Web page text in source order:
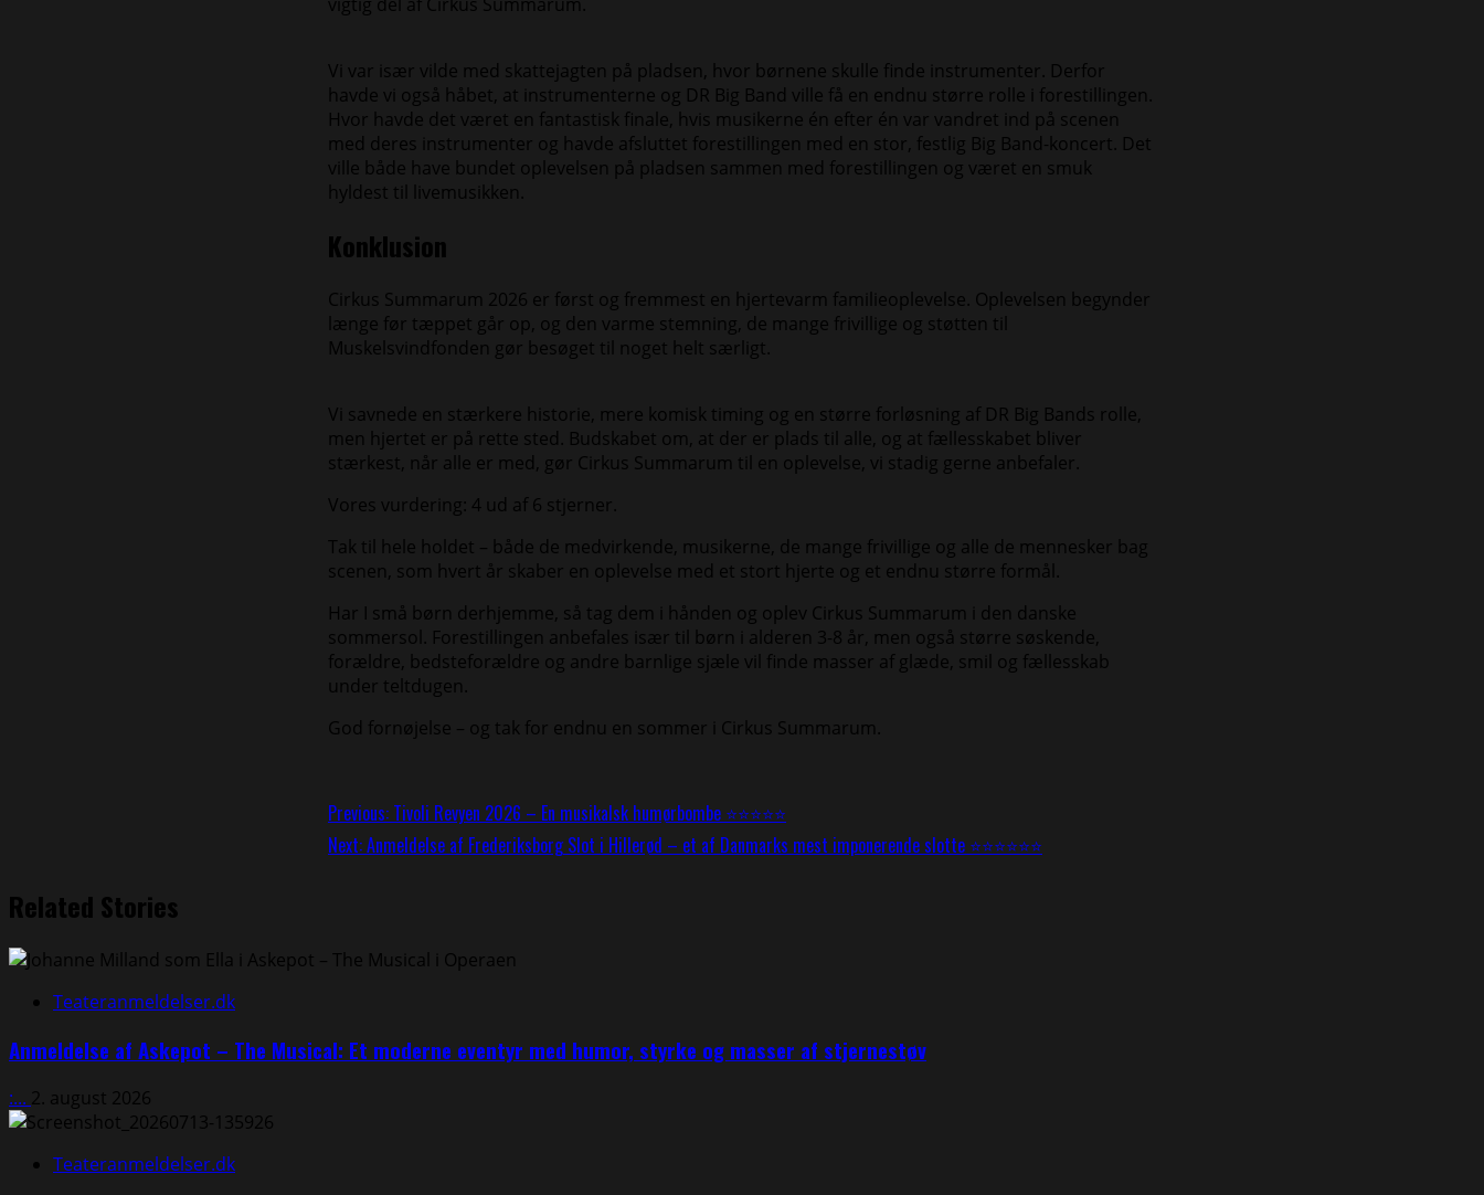
Vi var især vilde med skattejagten på pladsen, hvor børnene skulle finde instrumenter. Derfor
havde vi også håbet, at instrumenterne og DR Big Band ville få en endnu større rolle i forestillingen.
Hvor havde det været en fantastisk finale, hvis musikerne én efter én var vandret ind på scenen
med deres instrumenter og havde afsluttet forestillingen med en stor, festlig Big Band-koncert. Det
ville både have bundet oplevelsen på pladsen sammen med forestillingen og været en smuk
hyldest til livemusikken.
Konklusion
Cirkus Summarum 2026 er først og fremmest en hjertevarm familieoplevelse. Oplevelsen begynder
længe før tæppet går op, og den varme stemning, de mange frivillige og støtten til
Muskelsvindfonden gør besøget til noget helt særligt.
Vi savnede en stærkere historie, mere komisk timing og en større forløsning af DR Big Bands rolle,
men hjertet er på rette sted. Budskabet om, at der er plads til alle, og at fællesskabet bliver
stærkest, når alle er med, gør Cirkus Summarum til en oplevelse, vi stadig gerne anbefaler.
Vores vurdering: 4 ud af 6 stjerner.
Tak til hele holdet – både de medvirkende, musikerne, de mange frivillige og alle de mennesker bag
scenen, som hvert år skaber en oplevelse med et stort hjerte og et endnu større formål.
Har I små børn derhjemme, så tag dem i hånden og oplev Cirkus Summarum i den danske
sommersol. Forestillingen anbefales især til børn i alderen 3-8 år, men også større søskende,
forældre, bedsteforældre og andre barnlige sjæle vil finde masser af glæde, smil og fællesskab
under teltdugen.
God fornøjelse – og tak for endnu en sommer i Cirkus Summarum.
Continue
Reading
Previous: Tivoli Revyen 2026 – En musikalsk humørbombe ⭐⭐⭐⭐⭐
Next:Anmeldelse af Frederiksborg Slot i Hillerød – et af Danmarks mest imponerende slotte ⭐⭐⭐⭐⭐⭐
Related Stories
Teateranmeldelser.dk
Anmeldelse af Askepot – The Musical: Et moderne eventyr med humor, styrke og masser af stjernestøv
:... 2. august 2026
Teateranmeldelser.dk